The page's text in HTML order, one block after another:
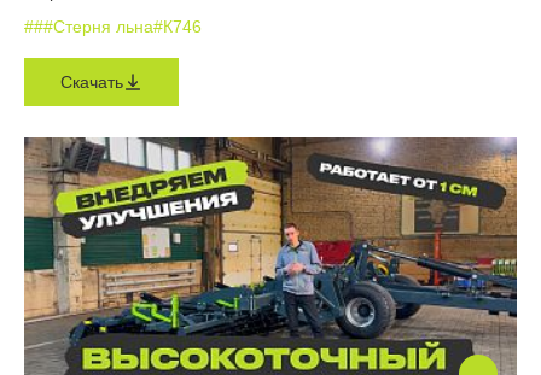
###Стерня льна#К746
Скачать